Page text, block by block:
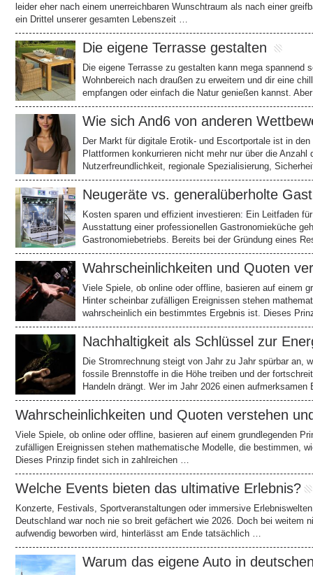
leider eher nach einem unerreichbaren Wunschtraum als nach einer
ein Drittel unserer gesamten Lebenszeit …
Die eigene Terrasse gestalten
Die eigene Terrasse zu gestalten kann mega spannend
Wohnbereich nach draußen zu erweitern und dir eine
empfangen oder einfach die Natur genießen kannst.
Wie sich And6 von anderen
Der Markt für digitale Erotik- und Escortportale ist in
Plattformen konkurrieren nicht mehr nur über die
Nutzerfreundlichkeit, regionale Spezialisierung,
Neugeräte vs. generalüberholte
Kosten sparen und effizient investieren: Ein Leitfaden
Ausstattung einer professionellen Gastronomieküche
Gastronomiebetriebs. Bereits bei der Gründung eines
Wahrscheinlichkeiten und Quoten
Viele Spiele, ob online oder offline, basieren auf einem
Hinter scheinbar zufälligen Ereignissen stehen
wahrscheinlich ein bestimmtes Ergebnis ist. Dieses
Nachhaltigkeit als Schlüssel zur
Die Stromrechnung steigt von Jahr zu Jahr spürbar an,
fossile Brennstoffe in die Höhe treiben und der
Handeln drängt. Wer im Jahr 2026 einen
Wahrscheinlichkeiten und Quoten verstehen
Viele Spiele, ob online oder offline, basieren auf einem grundlegenden
zufälligen Ereignissen stehen mathematische Modelle, die bestimmen,
Dieses Prinzip findet sich in zahlreichen …
Welche Events bieten das ultimative Erlebnis?
Konzerte, Festivals, Sportveranstaltungen oder immersive
Deutschland war noch nie so breit gefächert wie 2026. Doch bei weitem
aufwendig beworben wird, hinterlässt am Ende tatsächlich …
Warum das eigene Auto in